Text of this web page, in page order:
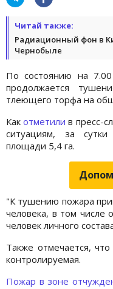
Читай также:
Радиационный фон в
Чернобыле
По состоянию на
продолжается
тлеющего торфа на
Какотметили в пресс-
ситуациям, за
площади 5,4 га.
"К тушению пожара
человека, в том
человек личного
Также отмечается,
контролируемая.
Пожар в зоне